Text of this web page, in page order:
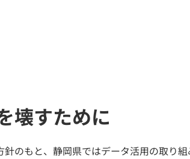
壊すために
のもと、静岡県ではデータ活用の取り組